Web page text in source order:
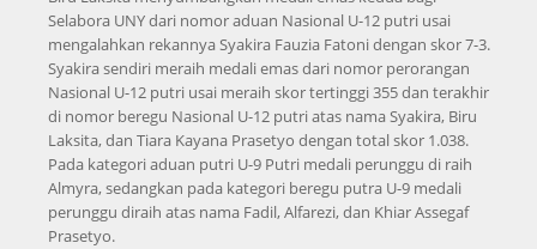
Selabora UNY dari nomor aduan Nasional U-12 putri usai
mengalahkan rekannya Syakira Fauzia Fatoni dengan skor 7-3.
Syakira sendiri meraih medali emas dari nomor perorangan
Nasional U-12 putri usai meraih skor tertinggi 355 dan terakhir
di nomor beregu Nasional U-12 putri atas nama Syakira, Biru
Laksita, dan Tiara Kayana Prasetyo dengan total skor 1.038.
Pada kategori aduan putri U-9 Putri medali perunggu di raih
Almyra, sedangkan pada kategori beregu putra U-9 medali
perunggu diraih atas nama Fadil, Alfarezi, dan Khiar Assegaf
Prasetyo.